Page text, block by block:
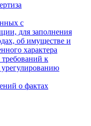
с
для заполнения
об имуществе и
характера
к
о фактах